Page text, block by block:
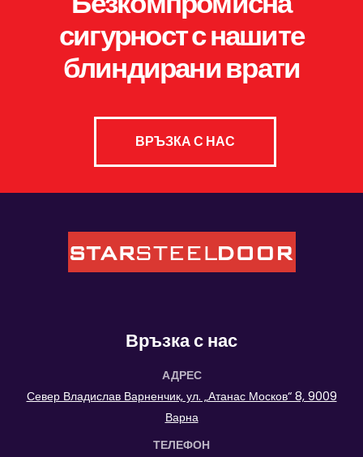
сигурност с нашите
блиндирани врати
ВРЪЗКА С НАС
Връзка с нас
АДРЕС
Север Владислав Варненчик, ул. „Атанас Москов“ 8, 9009
Варна
ТЕЛЕФОН